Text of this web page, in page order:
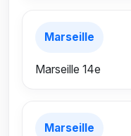
Marseille
Marseille 14e
Marseille